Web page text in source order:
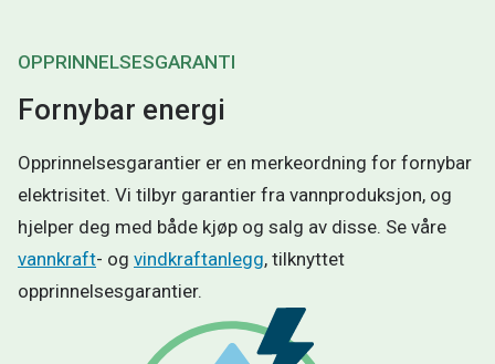
OPPRINNELSESGARANTI
Fornybar energi
Opprinnelsesgarantier er en merkeordning for fornybar
elektrisitet. Vi tilbyr garantier fra vannproduksjon, og
hjelper deg med både kjøp og salg av disse. Se våre
vannkraft- og vindkraftanlegg, tilknyttet
opprinnelsesgarantier.